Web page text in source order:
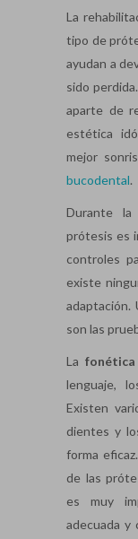
La
tipo de
ayudan a
sido perdida.
aparte de
estética
mejor
bucodental.
Durante la
prótesis es
controles
existe
adaptación.
son las
La fonética
lenguaje,
Existen
dientes y
forma
de las
es muy
adecuada y